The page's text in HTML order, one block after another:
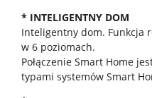
* INTELIGENTNY DOM
Inteligentny dom. Funkcja
w 6 poziomach.
Połączenie Smart Home
typami systemów Smart